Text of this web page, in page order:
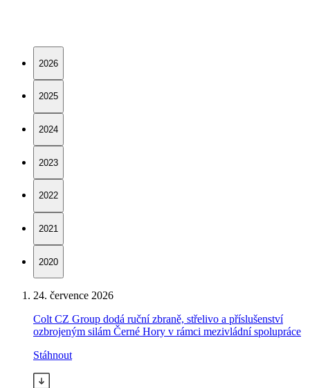
2026
2025
2024
2023
2022
2021
2020
24. července 2026
Colt CZ Group dodá ruční zbraně, střelivo a příslušenství
ozbrojeným silám Černé Hory v rámci mezivládní spolupráce
Stáhnout